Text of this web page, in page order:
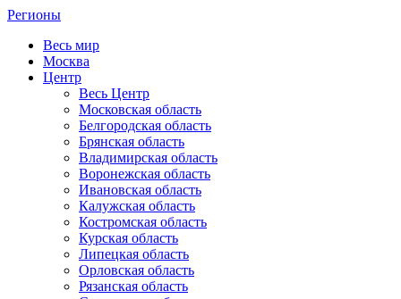
Регионы
Весь мир
Москва
Центр
Весь Центр
Московская область
Белгородская область
Брянская область
Владимирская область
Воронежская область
Ивановская область
Калужская область
Костромская область
Курская область
Липецкая область
Орловская область
Рязанская область